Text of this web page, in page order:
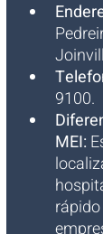
9100.
MEI: